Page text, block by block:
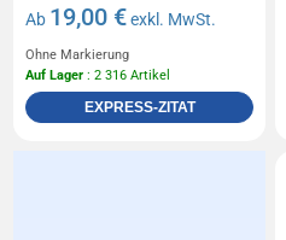
Ab 19,00 €exkl. MwSt.
Ohne Markierung
Auf Lager : 2 316 Artikel
EXPRESS-ZITAT